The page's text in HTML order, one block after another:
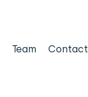
Team Contact